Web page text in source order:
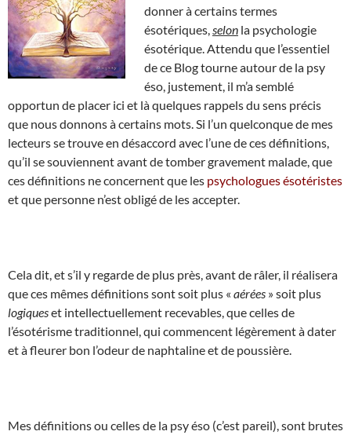
donner à certains termes
ésotériques, selon la psychologie
ésotérique. Attendu que l’essentiel
de ce Blog tourne autour de la psy
éso, justement, il m’a semblé
opportun de placer ici et là quelques rappels du sens précis
que nous donnons à certains mots. Si l’un quelconque de mes
lecteurs se trouve en désaccord avec l’une de ces définitions,
qu’il se souviennent avant de tomber gravement malade, que
ces définitions ne concernent que les psychologues ésotéristes
et que personne n’est obligé de les accepter.
Cela dit, et s’il y regarde de plus près, avant de râler, il réalisera
que ces mêmes définitions sont soit plus « aérées » soit plus
logiqueset intellectuellement recevables, que celles de
l’ésotérisme traditionnel, qui commencent légèrement à dater
et à fleurer bon l’odeur de naphtaline et de poussière.
Mes définitions ou celles de la psy éso (c’est pareil), sont brutes